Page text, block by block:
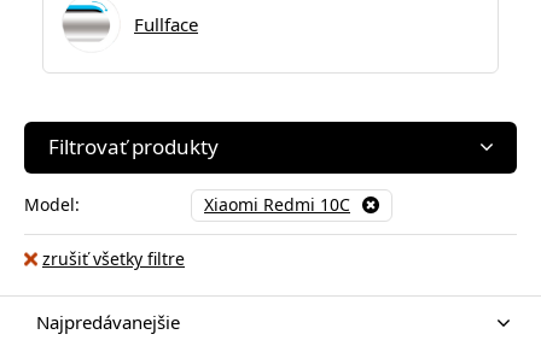
Fullface
Filtrovať produkty
Model: Xiaomi Redmi 10C
zrušiť všetky filtre
Najpredávanejšie